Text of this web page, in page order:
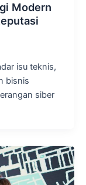
Modern
isu teknis,
bisnis
siber